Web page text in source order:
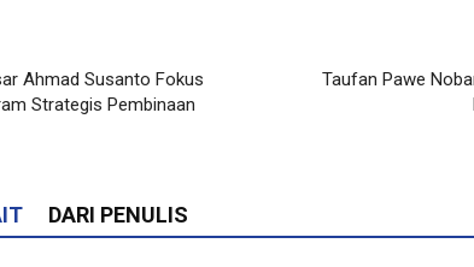
Ahmad Susanto Fokus
Strategis Pembinaan
Taufan Pawe
DARI PENULIS